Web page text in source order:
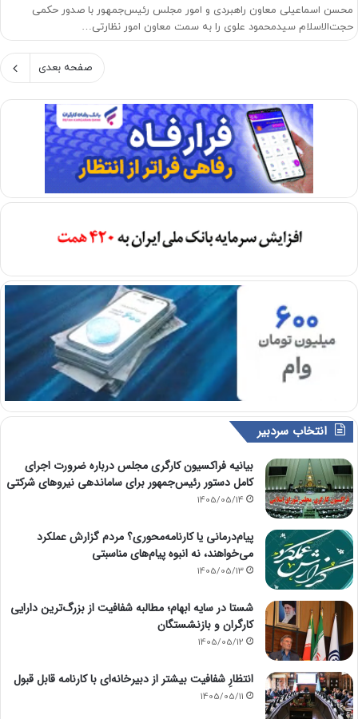
محسن اسماعیلی معاون راهبردی و امور مجلس رئیس‌جمهور با صدور حکمی
حجت‌الاسلام سیدمحمود علوی را به سمت معاون امور نظارتی…
صفحه بعدی
انتخاب سردبیر
بیانیه فراکسیون کارگری مجلس درباره ضرورت اجرای
کامل دستور رئیس‌جمهور برای ساماندهی نیروهای شرکتی
1405/05/14
پیام‌درمانی یا کارنامه‌محوری؟ مردم گزارش عملکرد
می‌خواهند، نه انبوه پیام‌های مناسبتی
1405/05/13
شستا در سایه ابهام؛ مطالبه شفافیت از بزرگ‌ترین دارایی
کارگران و بازنشستگان
1405/05/12
انتظارِ شفافیت بیشتر از دبیرخانه‌ای با کارنامه قابل قبول
1405/05/11